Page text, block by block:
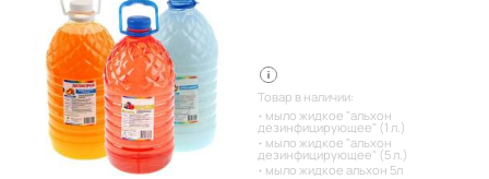
Товар в наличии:
мыло жидкое "альхон
дезинфицирующее" (1 л.)
мыло жидкое "альхон
дезинфицирующее" (5 л.)
мыло жидкое альхон 5л